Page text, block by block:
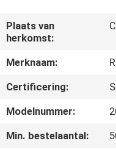
FABRIEKSREIS
SITEMAP
Plaats van
herkomst:
Merknaam:
Certificering:
Modelnummer:
Min. bestelaantal: